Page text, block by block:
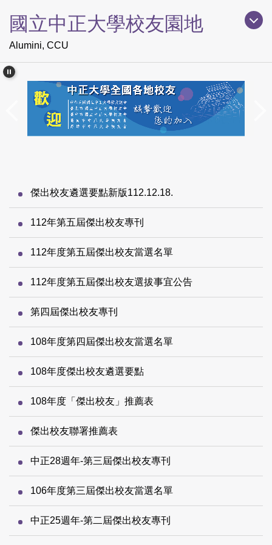
到
內
容
國立中正大學校友園地
Alumini, CCU
傑出校友遴選要點新版112.12.18.
112年第五屆傑出校友專刊
112年度第五屆傑出校友當選名單
112年度第五屆傑出校友選拔事宜公告
第四屆傑出校友專刊
108年度第四屆傑出校友當選名單
108年度傑出校友遴選要點
108年度「傑出校友」推薦表
傑出校友聯署推薦表
中正28週年-第三屆傑出校友專刊
106年度第三屆傑出校友當選名單
中正25週年-第二屆傑出校友專刊